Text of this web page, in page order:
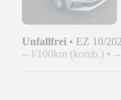
Unfallfrei • EZ 10/
-- l/100km (komb.) •